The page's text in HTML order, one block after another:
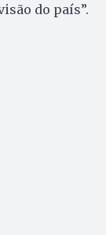
do país”.